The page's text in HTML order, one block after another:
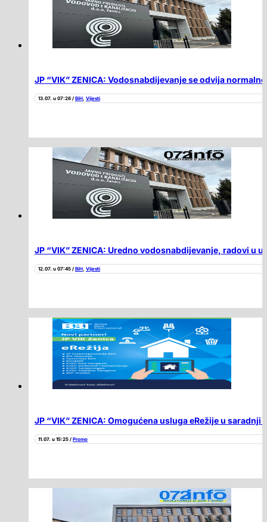
JP “VIK” ZENICA: Vodosnabdijevanje se odvija normalno
13.07. u 07:26 / BiH, Vijesti
JP “VIK” ZENICA: Uredno vodosnabdijevanje, radovi u
12.07. u 07:45 / BiH, Vijesti
JP “VIK” ZENICA: Omogućena usluga eRežije u saradnji
11.07. u 15:25 / Promo